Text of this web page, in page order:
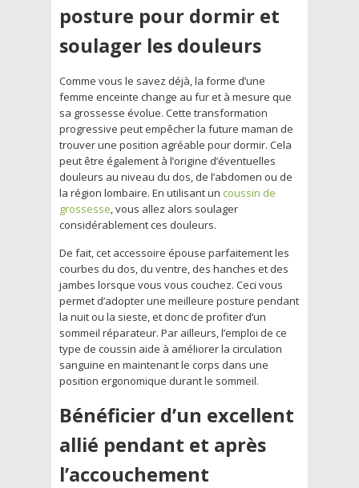
posture pour dormir et
soulager les douleurs
Comme vous le savez déjà, la forme d’une
femme enceinte change au fur et à mesure que
sa grossesse évolue. Cette transformation
progressive peut empêcher la future maman de
trouver une position agréable pour dormir. Cela
peut être également à l’origine d’éventuelles
douleurs au niveau du dos, de l’abdomen ou de
la région lombaire. En utilisant un coussin de
grossesse, vous allez alors soulager
considérablement ces douleurs.
De fait, cet accessoire épouse parfaitement les
courbes du dos, du ventre, des hanches et des
jambes lorsque vous vous couchez. Ceci vous
permet d’adopter une meilleure posture pendant
la nuit ou la sieste, et donc de profiter d’un
sommeil réparateur. Par ailleurs, l’emploi de ce
type de coussin aide à améliorer la circulation
sanguine en maintenant le corps dans une
position ergonomique durant le sommeil.
Bénéficier d’un excellent
allié pendant et après
l’accouchement